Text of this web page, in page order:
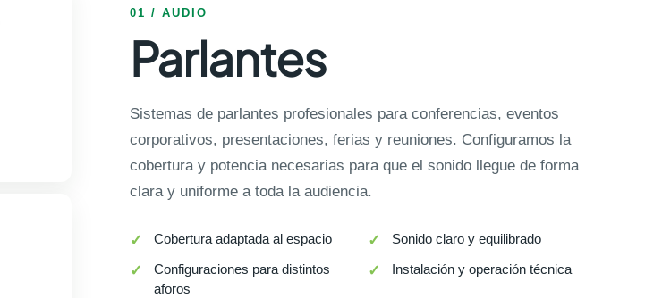
01 / AUDIO
Parlantes
Sistemas de parlantes profesionales para conferencias, eventos
corporativos, presentaciones, ferias y reuniones. Configuramos la
cobertura y potencia necesarias para que el sonido llegue de forma
clara y uniforme a toda la audiencia.
Cobertura adaptada al espacio
Sonido claro y equilibrado
Configuraciones para distintos
aforos
Instalación y operación técnica